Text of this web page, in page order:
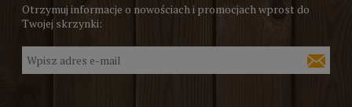
Otrzymuj informacje o nowościach i promocjach wprost do
Twojej skrzynki: